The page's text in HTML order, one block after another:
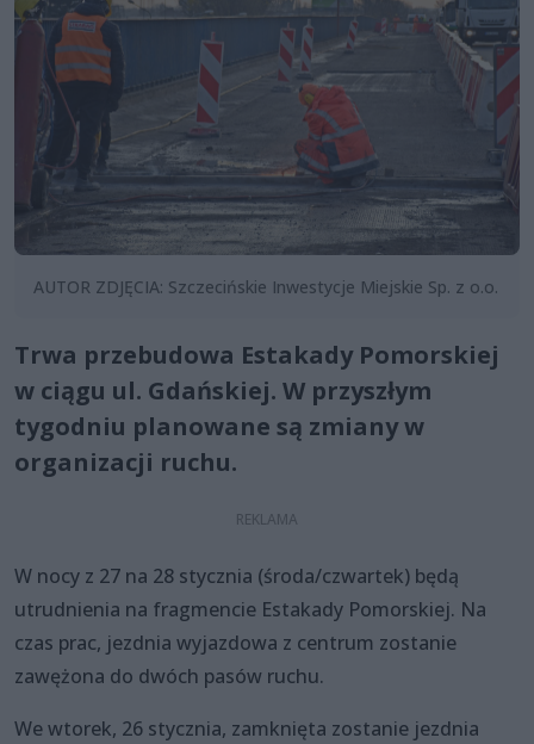
AUTOR ZDJĘCIA: Szczecińskie Inwestycje Miejskie Sp. z o.o.
Trwa przebudowa Estakady Pomorskiej
w ciągu ul. Gdańskiej. W przyszłym
tygodniu planowane są zmiany w
organizacji ruchu.
W nocy z 27 na 28 stycznia (środa/czwartek) będą
utrudnienia na fragmencie Estakady Pomorskiej. Na
czas prac, jezdnia wyjazdowa z centrum zostanie
zawężona do dwóch pasów ruchu.
We wtorek, 26 stycznia, zamknięta zostanie jezdnia